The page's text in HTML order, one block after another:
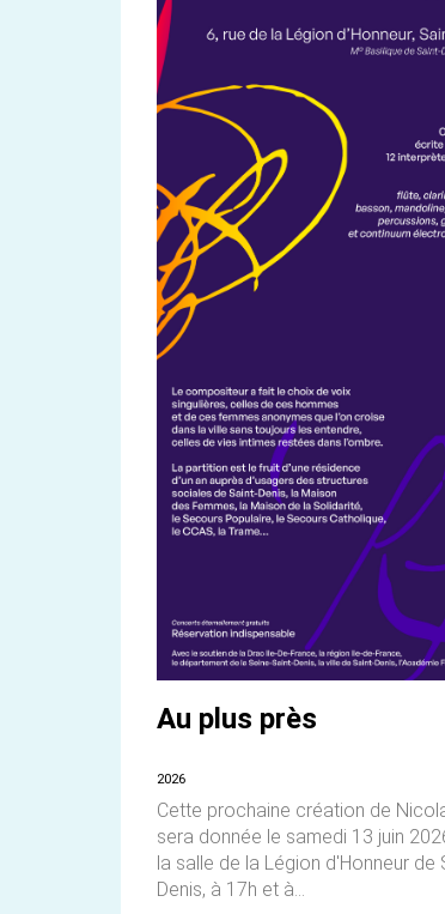
Au plus près
2026
Cette prochaine création de
sera donnée le samedi 13 juin
la salle de la Légion d'Honneur de
Denis, à 17h et à...